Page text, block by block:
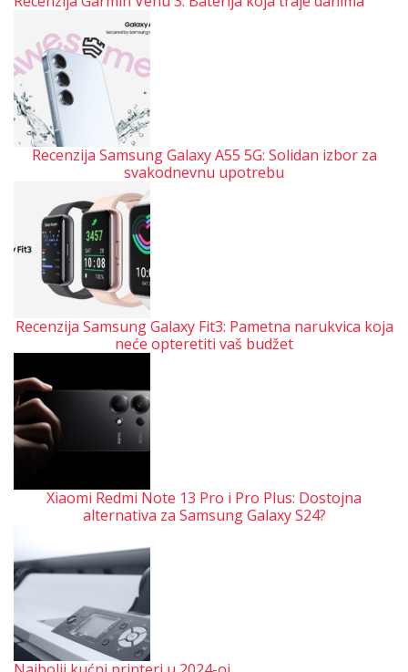
Recenzija Samsung Galaxy A55 5G: Solidan izbor za
svakodnevnu upotrebu
Recenzija Samsung Galaxy Fit3: Pametna narukvica koja
neće opteretiti vaš budžet
Xiaomi Redmi Note 13 Pro i Pro Plus: Dostojna
alternativa za Samsung Galaxy S24?